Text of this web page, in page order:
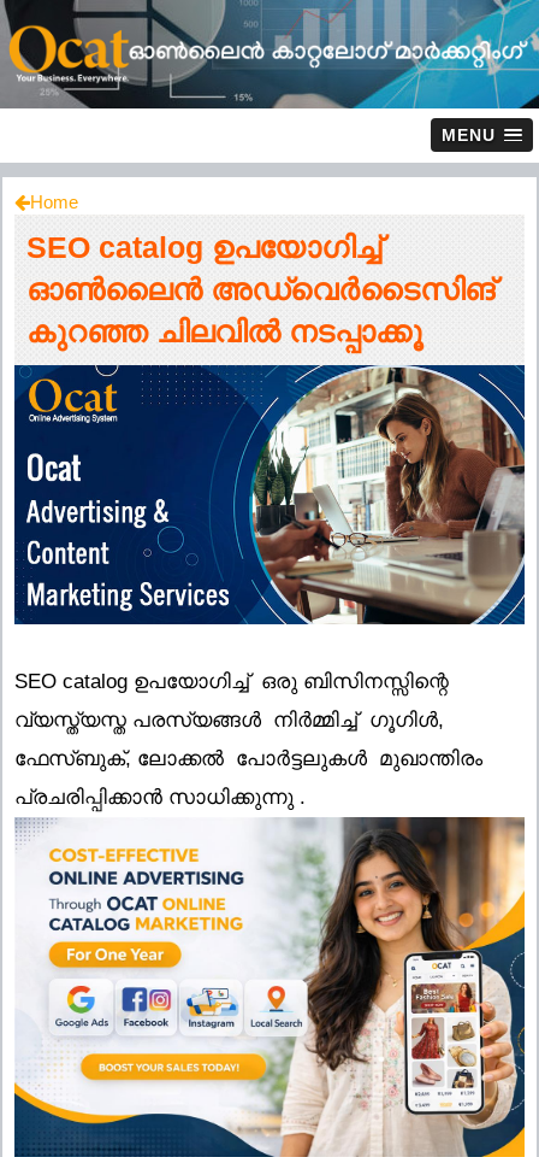
MENU
Home
SEO catalog ഉപയോഗിച്ച്
ഓൺലൈൻ അഡ്വെർടൈസിങ്
കുറഞ്ഞ ചിലവിൽ നടപ്പാക്കൂ
SEO catalog ഉപയോഗിച്ച് ഒരു ബിസിനസ്സിന്റെ
വ്യസ്ത്യസ്ത പരസ്യങ്ങൾ നിർമ്മിച്ച് ഗൂഗിൾ,
ഫേസ്ബുക്, ലോക്കൽ പോർട്ടലുകൾ മുഖാന്തിരം
പ്രചരിപ്പിക്കാൻ സാധിക്കുന്നു .